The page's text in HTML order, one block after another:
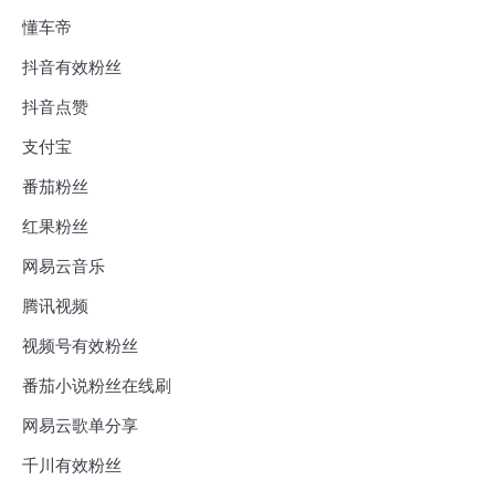
懂车帝
抖音有效粉丝
抖音点赞
支付宝
番茄粉丝
红果粉丝
网易云音乐
腾讯视频
视频号有效粉丝
番茄小说粉丝在线刷
网易云歌单分享
千川有效粉丝